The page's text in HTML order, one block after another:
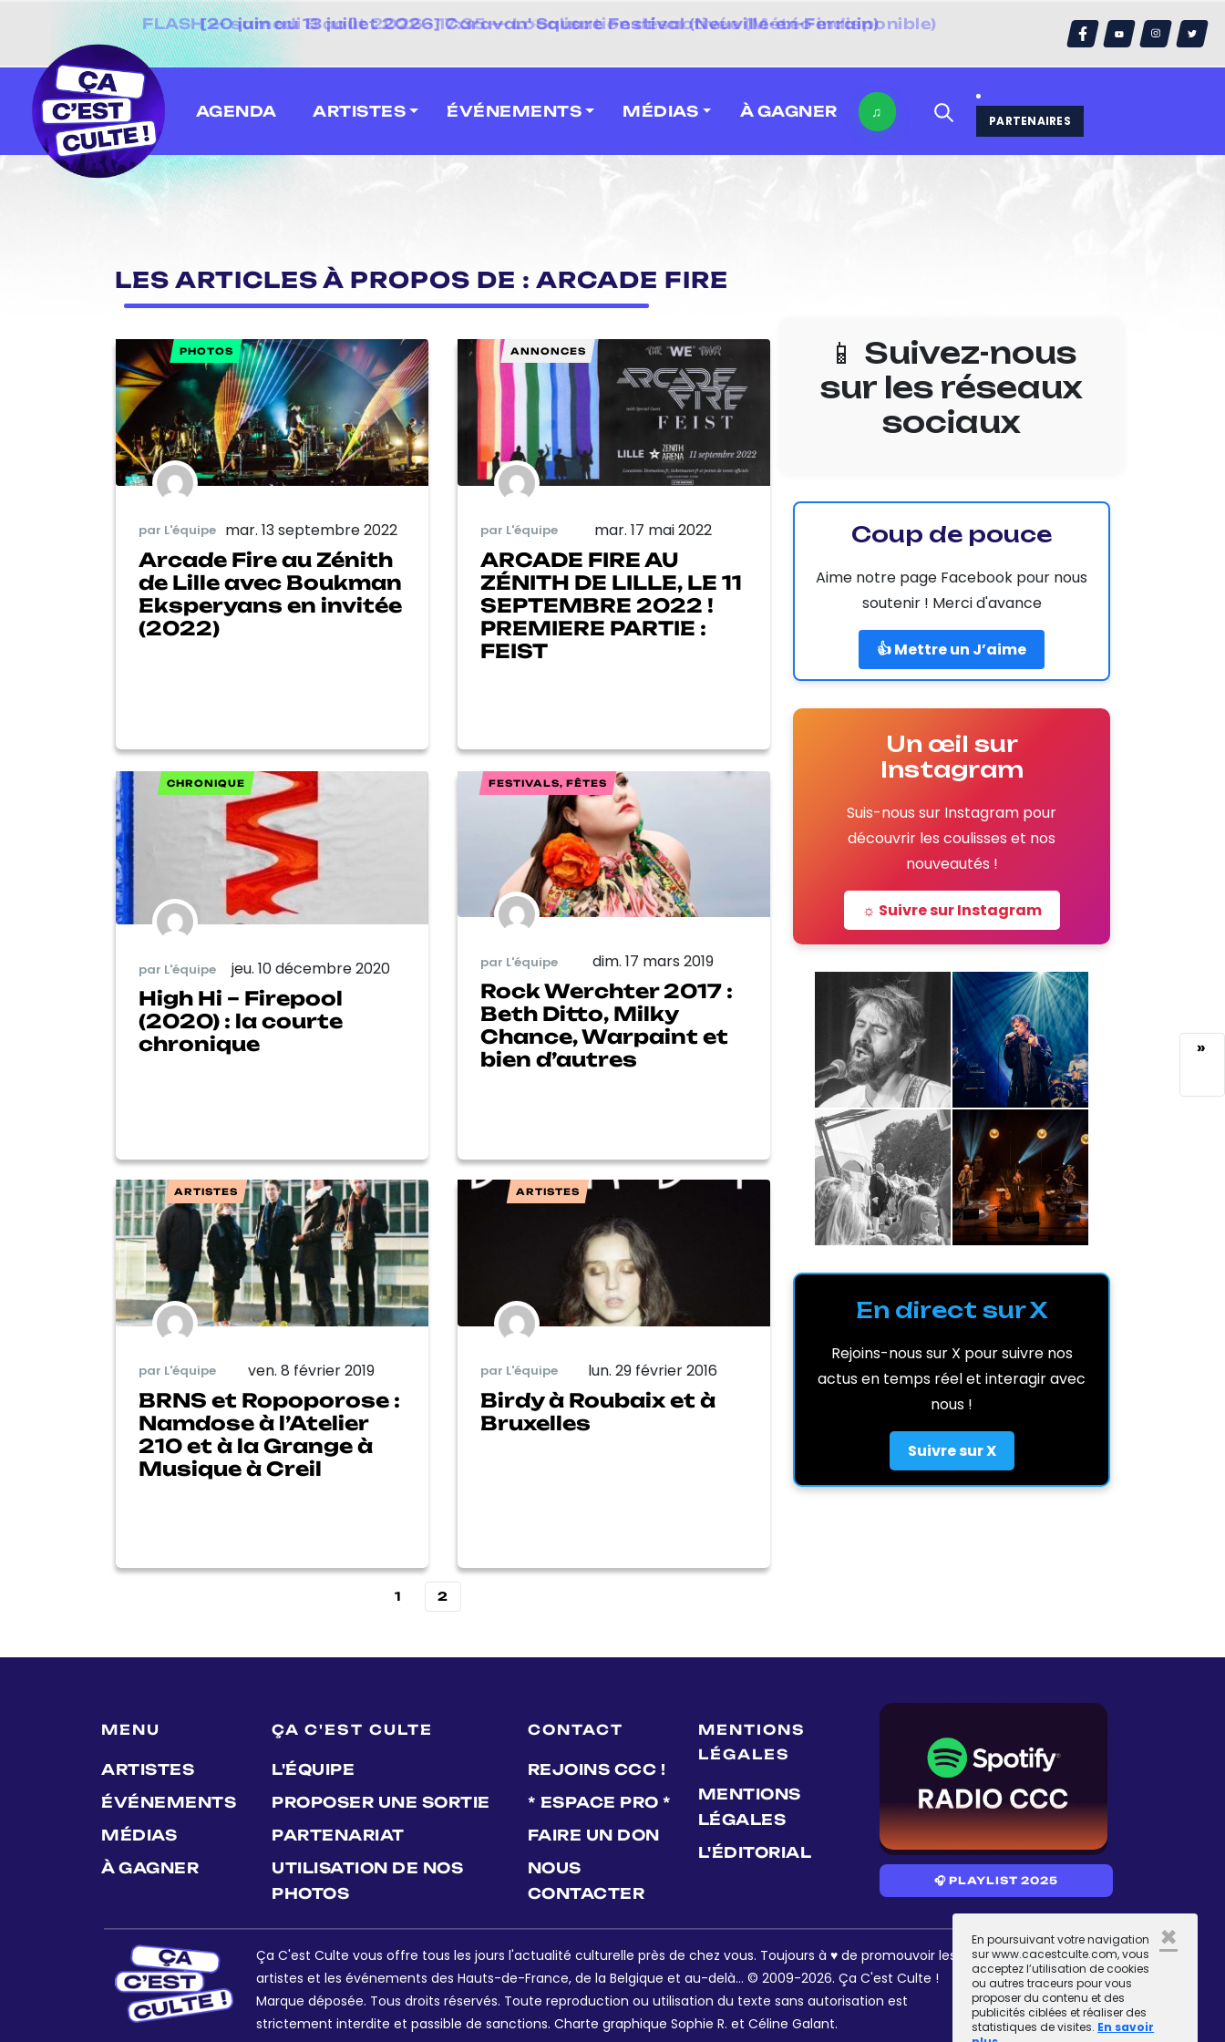
[20 juin au 13 juillet 2026] Caravan' Square Festival (Neuville-en-Ferrain)
AGENDA ARTISTES ÉVÉNEMENTS MÉDIAS À GAGNER ♫
PARTENAIRES
LES ARTICLES À PROPOS DE : ARCADE FIRE
PHOTOS
par L'équipe mar. 13 septembre 2022
Arcade Fire au Zénith
de Lille avec Boukman
Eksperyans en invitée
(2022)
ANNONCES
par L'équipe mar. 17 mai 2022
ARCADE FIRE AU
ZÉNITH DE LILLE, LE 11
SEPTEMBRE 2022 !
PREMIERE PARTIE :
FEIST
CHRONIQUE
par L'équipe jeu. 10 décembre 2020
High Hi – Firepool
(2020) : la courte
chronique
FESTIVALS, FÊTES
par L'équipe dim. 17 mars 2019
Rock Werchter 2017 :
Beth Ditto, Milky
Chance, Warpaint et
bien d’autres
ARTISTES
par L'équipe ven. 8 février 2019
BRNS et Ropoporose :
Namdose à l’Atelier
210 et à la Grange à
Musique à Creil
ARTISTES
par L'équipe lun. 29 février 2016
Birdy à Roubaix et à
Bruxelles
1 2
»
En poursuivant votre navigation
sur www.cacestculte.com, vous
acceptez l’utilisation de cookies
ou autres traceurs pour vous
proposer du contenu et des
publicités ciblées et réaliser des
statistiques de visites. En savoir
×
📱 Suivez-nous
sur les réseaux
sociaux
Coup de pouce
Aime notre page Facebook pour nous
soutenir ! Merci d'avance
👍 Mettre un J’aime
Un œil sur
Instagram
Suis-nous sur Instagram pour
découvrir les coulisses et nos
nouveautés !
☼ Suivre sur Instagram
En direct sur X
Rejoins-nous sur X pour suivre nos
actus en temps réel et interagir avec
nous !
Suivre sur X
MENU
ARTISTES
ÉVÉNEMENTS
MÉDIAS
À GAGNER
ÇA C'EST CULTE
L'ÉQUIPE
PROPOSER UNE SORTIE
PARTENARIAT
UTILISATION DE NOS
PHOTOS
CONTACT
REJOINS CCC !
* ESPACE PRO *
FAIRE UN DON
NOUS
CONTACTER
MENTIONS
LÉGALES
MENTIONS
LÉGALES
L'ÉDITORIAL
🎧 PLAYLIST 2025
Ça C'est Culte vous offre tous les jours l'actualité culturelle près de chez vous. Toujours à ♥ de promouvoir les
artistes et les événements des Hauts-de-France, de la Belgique et au-delà... © 2009-2026. Ça C'est Culte !
Marque déposée. Tous droits réservés. Toute reproduction ou utilisation du texte sans autorisation est
strictement interdite et passible de sanctions. Charte graphique Sophie R. et Céline Galant.
RÉSEAUX